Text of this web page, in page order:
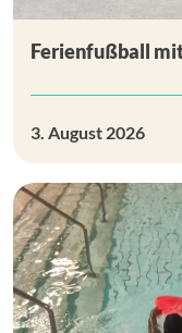
Ferienfußball
3. August 2026